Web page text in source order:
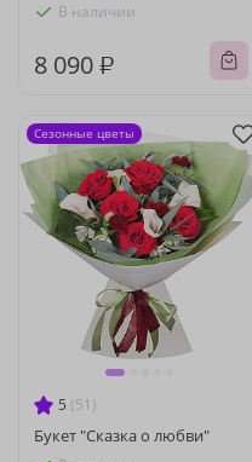
В наличии
8 090 ₽
5 (51)
Букет "Сказка о любви"
Сезонные цветы